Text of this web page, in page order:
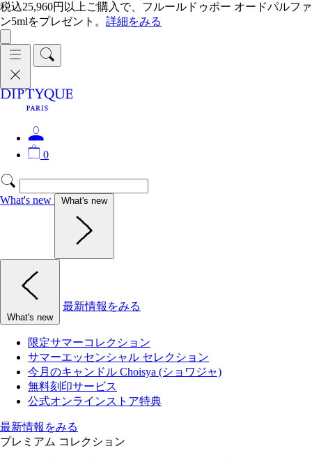
税込25,960円以上ご購入で、フルールドゥポー オードパルファ
ン5mlをプレゼント。 詳細をみる
0
What's new What's new
What's new
最新情報をみる
限定サマーコレクション
サマーエッセンシャル セレクション
今月のキャンドル Choisya (ショワジャ)
無料刻印サービス
公式オンラインストア特典
最新情報をみる
プレミアム コレクション